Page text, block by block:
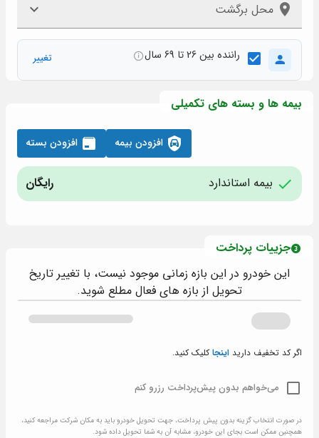
محل برگشت
راننده بین 26 تا 69 سال تغییر
بیمه ها و بسته های تکمیلی
بیمه استاندارد رایگان
جزییات پرداخت
این خودرو در این بازه زمانی موجود نیست، با تغییر تاریخ
تحویل از بازه های فعال مطلع شوید.
اگر کد تخفیف دارید اینجاکلیک کنید.
می‌خواهم بدون پیش‌پرداخت رزرو کنم
در صورت انتخاب گزینه بدون پیش پرداخت، جهت تحویل خودرو باید به مکان شرکت مراجعه کنید،
همچنین ممکن است بجای این خودرو، مشابه آن به شما تحویل داده شود.